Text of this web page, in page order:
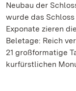
Neubau der
wurde das
Exponate zieren
Beletage: Reich
21 großformatige
kurfürstlichen